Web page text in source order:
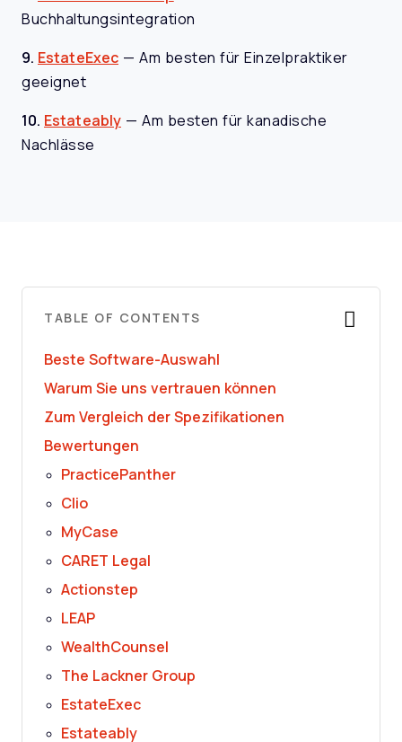
Buchhaltungsintegration
9. EstateExec — Am besten für Einzelpraktiker
geeignet
10. Estateably — Am besten für kanadische
Nachlässe
TABLE OF CONTENTS
Beste Software-Auswahl
Warum Sie uns vertrauen können
Zum Vergleich der Spezifikationen
Bewertungen
PracticePanther
Clio
MyCase
CARET Legal
Actionstep
LEAP
WealthCounsel
The Lackner Group
EstateExec
Estateably